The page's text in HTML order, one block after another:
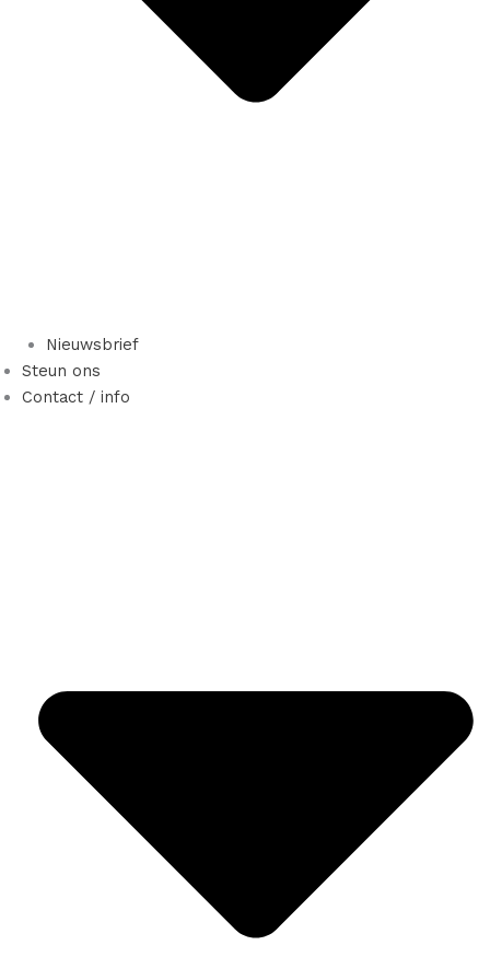
Nieuwsbrief
Steun ons
Contact / info